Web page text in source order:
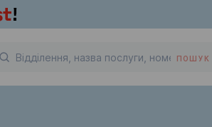
ПОШУК